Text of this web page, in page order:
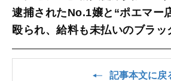
逮捕されたNo.1嬢と“ポエマー
殴られ、給料も未払いのブラッ
記事本文に戻